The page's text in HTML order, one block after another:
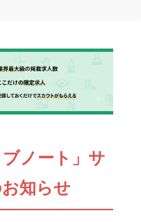
ブノート」サ
知らせ